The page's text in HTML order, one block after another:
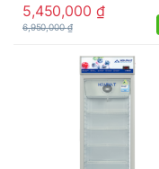
5,450,000 ₫
6,950,000₫